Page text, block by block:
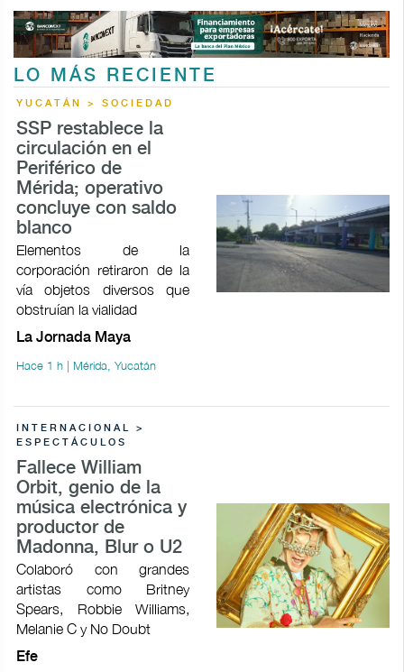
LO MÁS RECIENTE
YUCATÁN > SOCIEDAD
SSP restablece la
circulación en el
Periférico de
Mérida; operativo
concluye con saldo
blanco
Elementos de la
corporación retiraron de la
vía objetos diversos que
obstruían la vialidad
La Jornada Maya
Hace 1 h | Mérida, Yucatán
INTERNACIONAL >
ESPECTÁCULOS
Fallece William
Orbit, genio de la
música electrónica y
productor de
Madonna, Blur o U2
Colaboró con grandes
artistas como Britney
Spears, Robbie Williams,
Melanie C y No Doubt
Efe